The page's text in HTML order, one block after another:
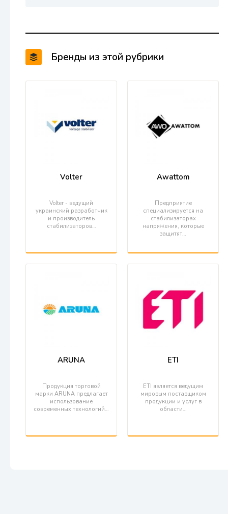
Бренды из этой рубрики
Volter
Volter - ведущий
украинский разработчик
и производитель
стабилизаторов…
Awattom
Предприятие
специализируется на
стабилизаторах
напряжения, которые
защитят…
ARUNA
Продукция торговой
марки ARUNA предлагает
использование
современных технологий…
ETI
ETI является ведущим
мировым поставщиком
продукции и услуг в
области…